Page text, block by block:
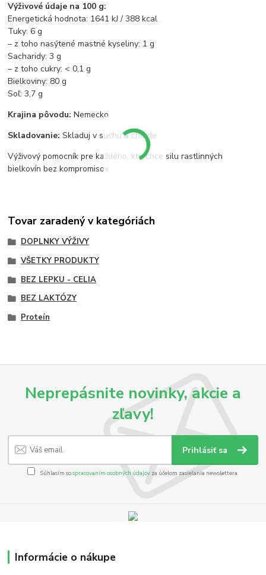
Výživové údaje na 100 g:
Energetická hodnota: 1641 kJ / 388 kcal
Tuky: 6 g
– z toho nasýtené mastné kyseliny: 1 g
Sacharidy: 3 g
– z toho cukry: < 0,1 g
Bielkoviny: 80 g
Soľ: 3,7 g
Krajina pôvodu: Nemecko
Skladovanie: Skladuj v suchu a chlade
Výživový pomocník pre každého, kto chce silu rastlinných
bielkovín bez kompromisov.
Tovar zaradený v kategóriách
DOPLNKY VÝŽIVY
VŠETKY PRODUKTY
BEZ LEPKU - CELIA
BEZ LAKTÓZY
Proteín
Neprepásnite novinky, akcie a
zľavy!
Prihlásiť sa
Súhlasím sospracovaním osobných údajov za účelom zasielania newslettera.
Informácie o nákupe